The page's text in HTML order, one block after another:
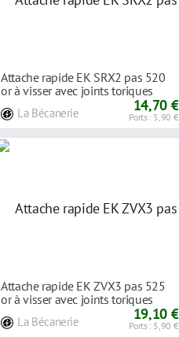
Attache rapide EK SRX2 pas 520
or à visser avec joints toriques
La Bécanerie 14,70 €
Ports : 5,90 €
Attache rapide EK ZVX3 pas 525
or à visser avec joints toriques
La Bécanerie 19,10 €
Ports : 5,90 €